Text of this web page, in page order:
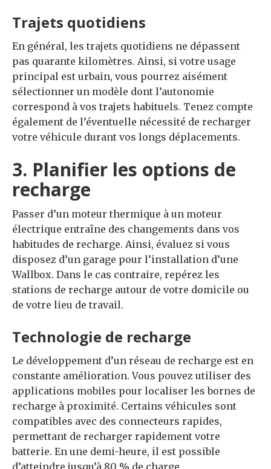
Trajets quotidiens
En général, les trajets quotidiens ne dépassent
pas quarante kilomètres. Ainsi, si votre usage
principal est urbain, vous pourrez aisément
sélectionner un modèle dont l’autonomie
correspond à vos trajets habituels. Tenez compte
également de l’éventuelle nécessité de recharger
votre véhicule durant vos longs déplacements.
3. Planifier les options de
recharge
Passer d’un moteur thermique à un moteur
électrique entraîne des changements dans vos
habitudes de recharge. Ainsi, évaluez si vous
disposez d’un garage pour l’installation d’une
Wallbox. Dans le cas contraire, repérez les
stations de recharge autour de votre domicile ou
de votre lieu de travail.
Technologie de recharge
Le développement d’un réseau de recharge est en
constante amélioration. Vous pouvez utiliser des
applications mobiles pour localiser les bornes de
recharge à proximité. Certains véhicules sont
compatibles avec des connecteurs rapides,
permettant de recharger rapidement votre
batterie. En une demi-heure, il est possible
d’atteindre jusqu’à 80 % de charge.